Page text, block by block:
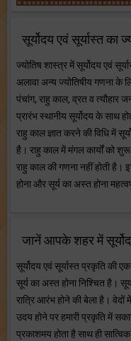
सूर्योदय एवं सूर्यास्त का
ज्योतिष शास्त्र में सूर्योदय एवं
अलावा अन्य ज्योतिषीय गणना के
पंचांग, राहु काल, व्रत व
प्रारंभ स्थानीय सूर्योदय के साथ
राहु काल ज्ञात करने की विधि में
है। राहु काल में मंगल कार्यों को
राहु काल की गणना नहीं होती है।
होना और सूर्य का अस्त होना
जानें आपके शहर में
सूर्योदय एवं सूर्यास्त प्रकृति की
सूर्य का अस्त होना निश्चित है।
रात्रि आरंभ होने की बेला है। वेदों
उदय होने पर हमारी प्रकृति में
प्रकाशमय होता है साथ ही